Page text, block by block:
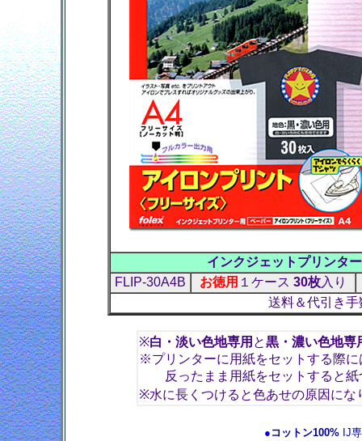
インクジェットプリンタ
FLIP-30A4B
お徳用 １ケース 30枚入り
送料＆代引き手
※白・淡い色地専用 と黒・濃い色地専
※プリンターに用紙をセットする際
反ったまま用紙をセットすると紙
※水に長くつけると色あせの原因にな
● コットン100% IJ